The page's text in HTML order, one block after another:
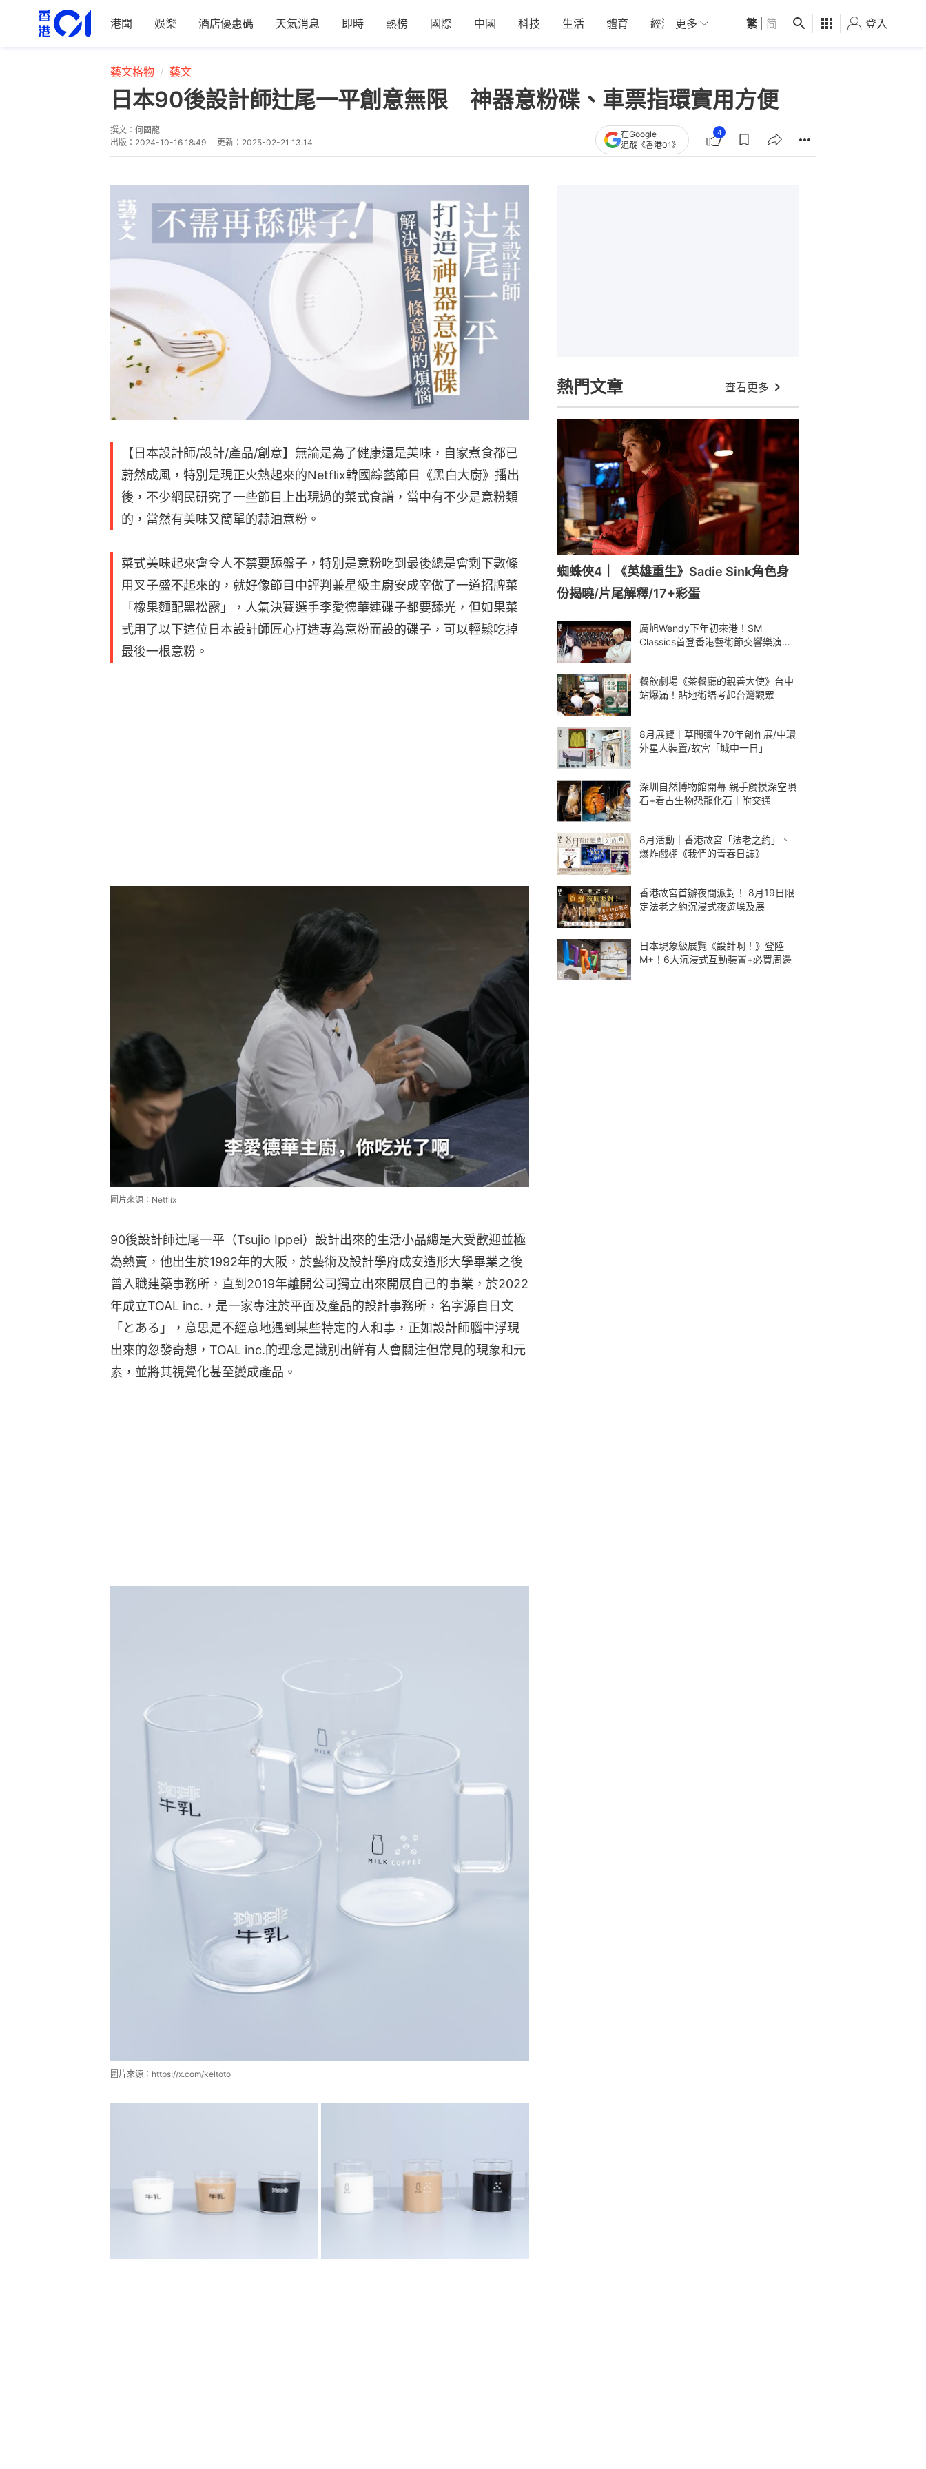
港聞 娛樂 酒店優惠碼 天氣消息 即時 熱榜 國際 中國 科技 生活 體育 經濟 01深圳 觀點 健康 好食玩飛
更多 繁 简 登入
藝文格物 藝文
日本90後設計師辻尾一平創意無限 神器意粉碟、車票指環實用方便
撰文： 何國龍
出版： 2024-10-16 18:49 更新： 2025-02-21 13:14
在Google
追蹤《香港01》
4
【日本設計師/設計/產品/創意】無論是為了健康還是美味，自家煮食都已
蔚然成風，特別是現正火熱起來的Netflix韓國綜藝節目《黑白大廚》播出
後，不少網民研究了一些節目上出現過的菜式食譜，當中有不少是意粉類
的，當然有美味又簡單的蒜油意粉。
菜式美味起來會令人不禁要舔盤子，特別是意粉吃到最後總是會剩下數條
用叉子盛不起來的，就好像節目中評判兼星級主廚安成宰做了一道招牌菜
「橡果麵配黑松露」，人氣決賽選手李愛德華連碟子都要舔光，但如果菜
式用了以下這位日本設計師匠心打造專為意粉而設的碟子，可以輕鬆吃掉
最後一根意粉。
圖片來源：Netflix
90後設計師辻尾一平（Tsujio Ippei）設計出來的生活小品總是大受歡迎並極
為熱賣，他出生於1992年的大阪，於藝術及設計學府成安造形大學畢業之後
曾入職建築事務所，直到2019年離開公司獨立出來開展自己的事業，於2022
年成立TOAL inc.，是一家專注於平面及產品的設計事務所，名字源自日文
「とある」，意思是不經意地遇到某些特定的人和事，正如設計師腦中浮現
出來的忽發奇想，TOAL inc.的理念是識別出鮮有人會關注但常見的現象和元
素，並將其視覺化甚至變成產品。
圖片來源：https://x.com/keltoto
熱門文章 查看更多
蜘蛛俠4｜《英雄重生》Sadie Sink角色身
份揭曉/片尾解釋/17+彩蛋
厲旭Wendy下年初來港！SM
Classics首登香港藝術節交響樂演繹
餐飲劇場《茶餐廳的親善大使》台中
站爆滿！貼地術語考起台灣觀眾
8月展覽｜草間彌生70年創作展/中環
外星人裝置/故宮「城中一日」
深圳自然博物館開幕 親手觸摸深空隕
石+看古生物恐龍化石｜附交通
8月活動｜香港故宮「法老之約」、
爆炸戲棚《我們的青春日誌》
香港故宮首辦夜間派對！ 8月19日限
定法老之約沉浸式夜遊埃及展
日本現象級展覽《設計啊！》登陸
M+！6大沉浸式互動裝置+必買周邊